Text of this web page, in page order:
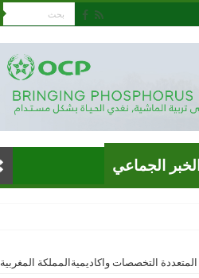
الجماعي
التخصصات واكاديميةالمملكة المغربية